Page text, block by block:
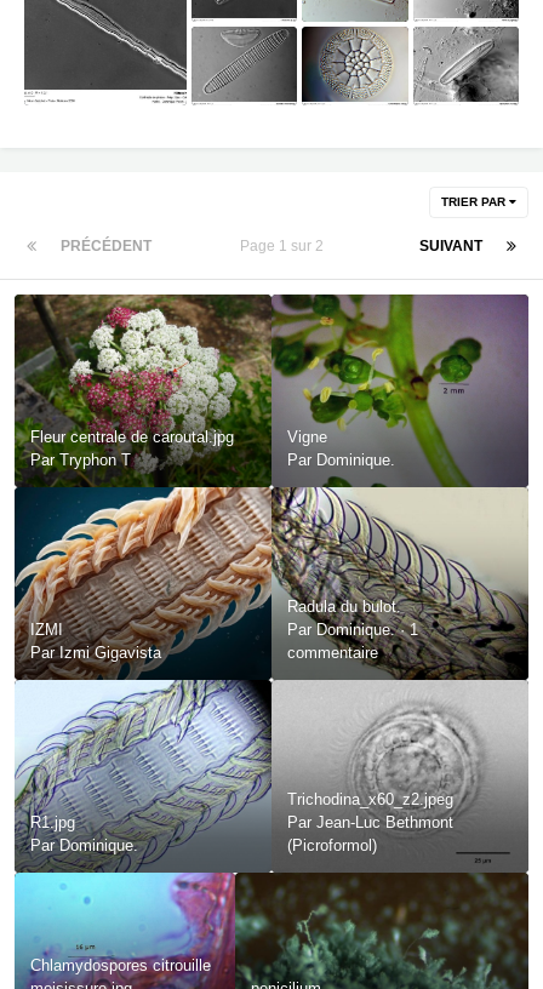
TRIER PAR
PRÉCÉDENT SUIVANT
Page 1 sur 2
Fleur centrale de caroutal.jpg
ParTryphon T
Vigne
Par Dominique.
IZMI
ParIzmi Gigavista
Radula du bulot.
Par Dominique.·1
commentaire
R1.jpg
ParDominique.
Trichodina_x60_z2.jpeg
Par Jean-Luc Bethmont
(Picroformol)
Chlamydospores citrouille